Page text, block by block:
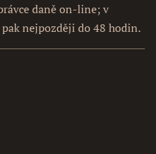
daně on-line; v
nejpozději do 48 hodin.